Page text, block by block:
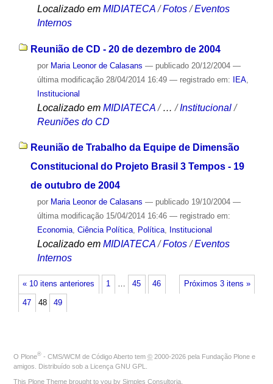
Localizado em MIDIATECA /Fotos /Eventos
Internos
Reunião de CD - 20 de dezembro de 2004
por Maria Leonor de Calasans — publicado20/12/2004 —
última modificação28/04/2014 16:49 — registrado em: IEA,
Institucional
Localizado em MIDIATECA /…/Institucional /
Reuniões do CD
Reunião de Trabalho da Equipe de Dimensão
Constitucional do Projeto Brasil 3 Tempos - 19
de outubro de 2004
por Maria Leonor de Calasans — publicado19/10/2004 —
última modificação15/04/2014 16:46 — registrado em:
Economia, Ciência Política, Política, Institucional
Localizado em MIDIATECA /Fotos /Eventos
Internos
« 10 itens anteriores Próximos 3 itens »
1 … 45 46
47 48 49
O Plone® - CMS/WCM de Código Aberto tem © 2000-2026 pela Fundação Plone e
amigos. Distribuído sob a Licença GNU GPL
This Plone Theme brought to you by Simples Consultoria